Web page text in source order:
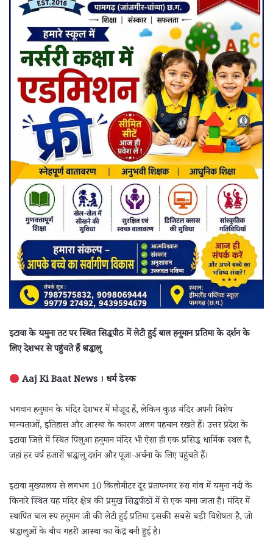
इटावा के यमुना तट पर स्थित सिद्धपीठ में लेटी हुई बाल हनुमान प्रतिमा के दर्शन के
लिए देशभर से पहुंचते हैं श्रद्धालु
Aaj Ki Baat News । धर्म डेस्क
भगवान हनुमान के मंदिर देशभर में मौजूद हैं, लेकिन कुछ मंदिर अपनी विशेष
मान्यताओं, इतिहास और आस्था के कारण अलग पहचान रखते हैं। उत्तर प्रदेश के
इटावा जिले में स्थित पिलुआ हनुमान मंदिर भी ऐसा ही एक प्रसिद्ध धार्मिक स्थल है,
जहां हर वर्ष हजारों श्रद्धालु दर्शन और पूजा-अर्चना के लिए पहुंचते हैं।
इटावा मुख्यालय से लगभग 10 किलोमीटर दूर प्रतापनगर रुरा गांव में यमुना नदी के
किनारे स्थित यह मंदिर क्षेत्र की प्रमुख सिद्धपीठों में से एक माना जाता है। मंदिर में
स्थापित बाल रूप हनुमान जी की लेटी हुई प्रतिमा इसकी सबसे बड़ी विशेषता है, जो
श्रद्धालुओं के बीच गहरी आस्था का केंद्र बनी हुई है।